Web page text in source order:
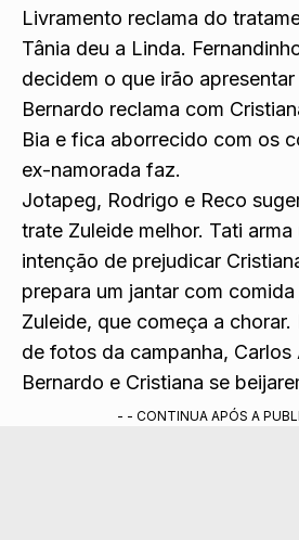
Livramento reclama do
Tânia deu a Linda.
decidem o que irão
Bernardo reclama com
Bia e fica aborrecido com os
ex-namorada faz.
Jotapeg, Rodrigo e Reco
trate Zuleide melhor. Tati
intenção de prejudicar
prepara um jantar com
Zuleide, que começa a chorar.
de fotos da campanha,
Bernardo e Cristiana se
- - CONTINUA APÓS A